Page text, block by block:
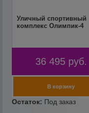
Уличный спортивный
комплекс Олимпик-4
36 495 руб.